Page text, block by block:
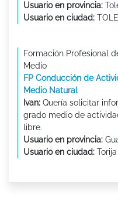
Usuario en provincia:
Usuario en ciudad:
Formación Profesional
Medio
FP Conducción de
Medio Natural
Ivan: Quería solicitar
grado medio de
libre.
Usuario en provincia:
Usuario en ciudad: Torija